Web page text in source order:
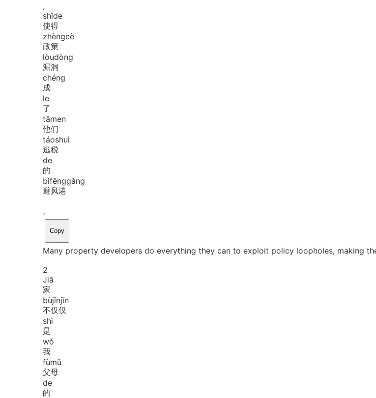
,
shǐde
使得
zhèngcè
政策
lòudòng
漏洞
chéng
成
le
了
tāmen
他们
táoshuì
逃税
de
的
bìfēnggǎng
避风港
。
Copy
Many property developers do everything they can to exploit policy loopholes, making
2
Jiā
家
bùjǐnjǐn
不仅仅
shì
是
wǒ
我
fùmǔ
父母
de
的